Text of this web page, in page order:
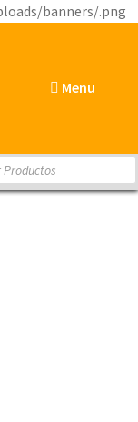
banners/.png
Menu